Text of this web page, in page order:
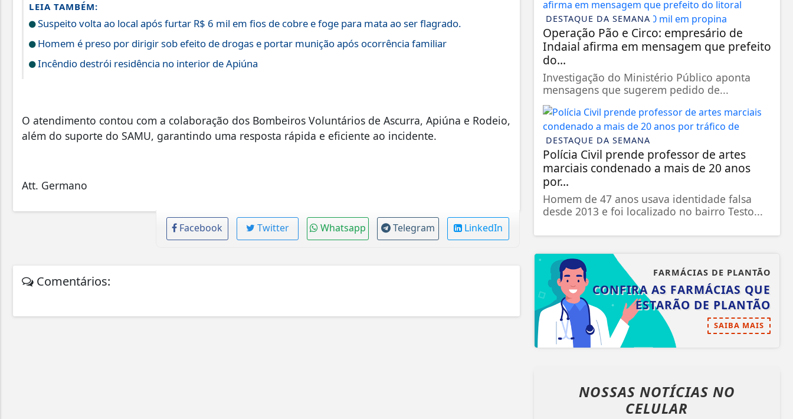
LEIA TAMBÉM:
Suspeito volta ao local após furtar R$ 6 mil em fios de cobre e foge para mata ao ser flagrado.
Homem é preso por dirigir sob efeito de drogas e portar munição após ocorrência familiar
Incêndio destrói residência no interior de Apiúna
O atendimento contou com a colaboração dos Bombeiros Voluntários de Ascurra, Apiúna e Rodeio,
além do suporte do SAMU, garantindo uma resposta rápida e eficiente ao incidente.
Att. Germano
Facebook Twitter Whatsapp Telegram LinkedIn
Comentários:
DESTAQUE DA SEMANA
Operação Pão e Circo: empresário de
Indaial afirma em mensagem que prefeito
do...
Investigação do Ministério Público aponta
mensagens que sugerem pedido de...
DESTAQUE DA SEMANA
Polícia Civil prende professor de artes
marciais condenado a mais de 20 anos
por...
Homem de 47 anos usava identidade falsa
desde 2013 e foi localizado no bairro Testo...
FARMÁCIAS DE PLANTÃO
CONFIRA AS FARMÁCIAS QUE
ESTARÃO DE PLANTÃO
SAIBA MAIS
NOSSAS NOTÍCIAS NO
CELULAR